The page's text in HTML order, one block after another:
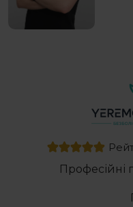
Професійні